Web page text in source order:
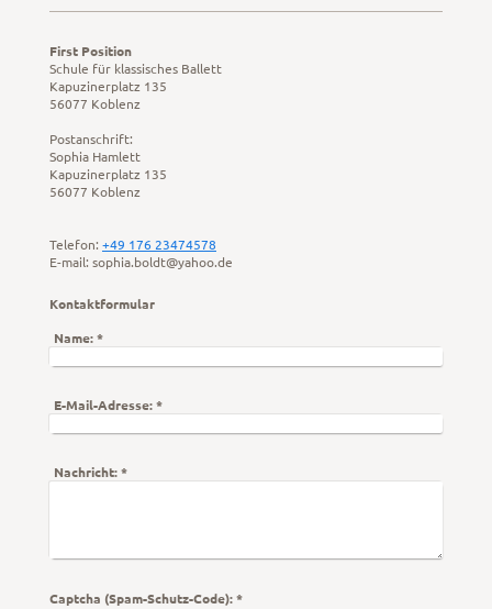
First Position
Schule für klassisches Ballett
Kapuzinerplatz 135
56077 Koblenz
Postanschrift:
Sophia Hamlett
Kapuzinerplatz 135
56077 Koblenz
Telefon: +49 176 23474578
E-mail: sophia.boldt@yahoo.de
Kontaktformular
Name:*
E-Mail-Adresse:*
Nachricht:*
Captcha (Spam-Schutz-Code): *